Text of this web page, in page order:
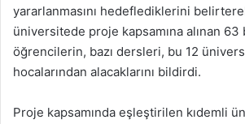
yararlanmasını hedeflediklerini
üniversitede proje kapsamına alınan
öğrencilerin, bazı dersleri, bu 12
hocalarından alacaklarını bildirdi.
Proje kapsamında eşleştirilen kıdemli